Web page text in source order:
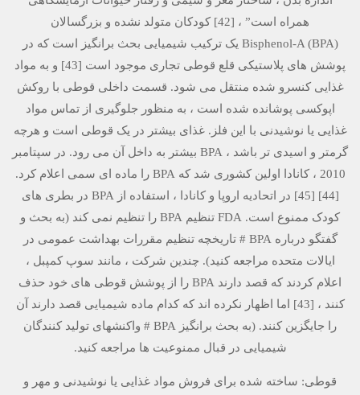
همراه است” ، [42] کودکان متولد نشده و بزرگسالان
Bisphenol-A (BPA) یک ترکیب شیمیایی بحث برانگیز است که در
پوشش های پلاستیکی قلع قوطی تجاری موجود است [43] و به مواد
غذایی کنسرو شده منتقل می شود. قسمت داخلی قوطی با روکش
اپوکسی پوشانده شده است ، به منظور جلوگیری از تماس مواد
غذایی یا نوشیدنی با این فلز. غذای بیشتر در یک قوطی است و هرچه
گرمتر و اسیدی تر باشد ، BPA بیشتر به داخل آن می رود. در سپتامبر
2010 ، کانادا اولین کشوری شد که BPA را ماده ای سمی اعلام کرد.
[44] [45] در اتحادیه اروپا و کانادا ، استفاده از BPA در بطری های
کودک ممنوع است. FDA تنظیم BPA را تنظیم نمی کند (به بحث و
گفتگو درباره BPA # تاریخچه تنظیم مقررات بهداشت عمومی در
ایالات متحده مراجعه کنید). چندین شرکت ، مانند سوپ کمپبل ،
اعلام کردند که قصد دارند BPA را از پوشش قوطی های خود حذف
کنند ، [43] اما اظهار نکرده اند که کدام ماده شیمیایی قصد دارند آن
را جایگزین کنند. (به بحث برانگیز BPA # واکنشهای تولید کنندگان
شیمیایی در قبال ممنوعیت ها مراجعه کنید.
قوطی: ساخته شده برای فروش مواد غذایی یا نوشیدنی و مهر و